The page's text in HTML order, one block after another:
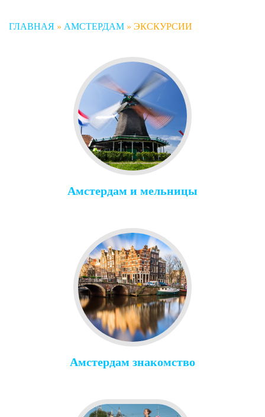
ГЛАВНАЯ» АМСТЕРДАМ» ЭКСКУРСИИ
Амстердам и мельницы
Амстердам знакомство